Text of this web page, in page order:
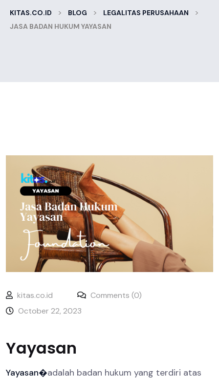
KITAS.CO.ID > BLOG > LEGALITAS PERUSAHAAN >
JASA BADAN HUKUM YAYASAN
kitas.co.id
Comments (0)
October 22, 2023
Yayasan
Yayasan�adalah badan hukum yang terdiri atas